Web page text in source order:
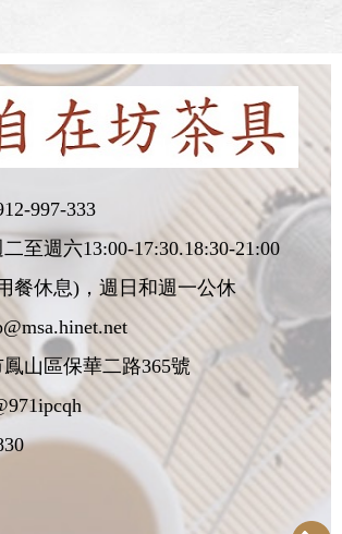
997-333
至週六13:00-17:30.18:30-21:00
餐休息)，週日和週一公休
山區保華二路365號